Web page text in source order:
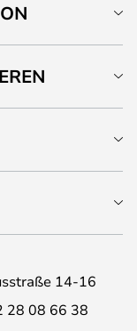
14-16
28 08 66 38